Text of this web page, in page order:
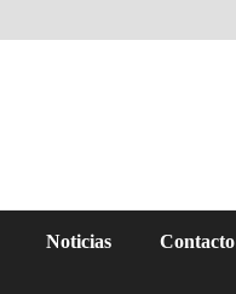
Noticias Contacto